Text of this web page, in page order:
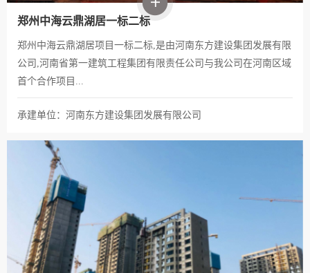
郑州中海云鼎湖居一标二标
郑州中海云鼎湖居项目一标二标,是由河南东方建设集团发展有限
公司,河南省第一建筑工程集团有限责任公司与我公司在河南区域
首个合作项目...
承建单位：河南东方建设集团发展有限公司